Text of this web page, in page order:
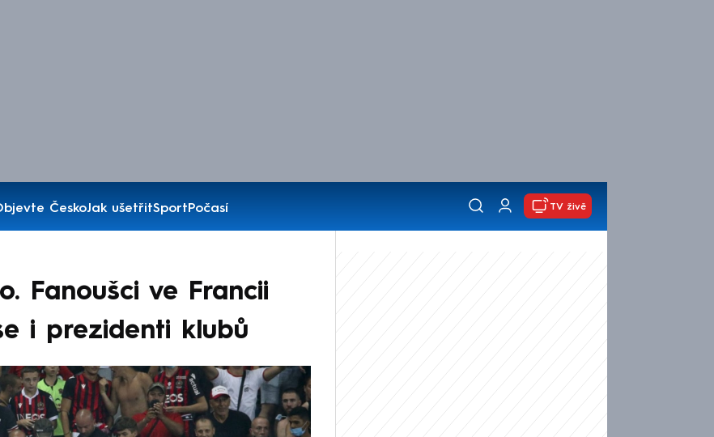
ČeskoJak ušetřitSportPočasí
TV živě
Fanoušci ve Francii
i prezidenti klubů